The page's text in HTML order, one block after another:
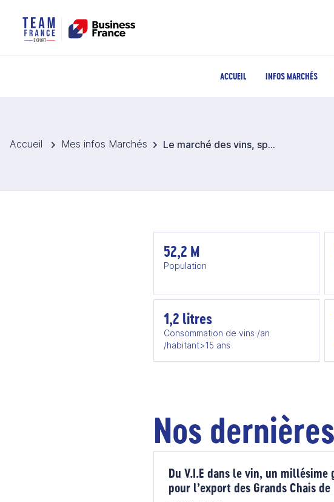
ACCUEIL INFOS MARCHÉS
Accueil Mes infos Marchés Le marché des vins, spiritueux, bières et cidres en Colombie
52,2 M
Population
1,2 litres
Consommation de vins /an
/habitant>15 ans
Nos
Du V.I.E dans le vin, un millésime
pour l’export des Grands Chais de